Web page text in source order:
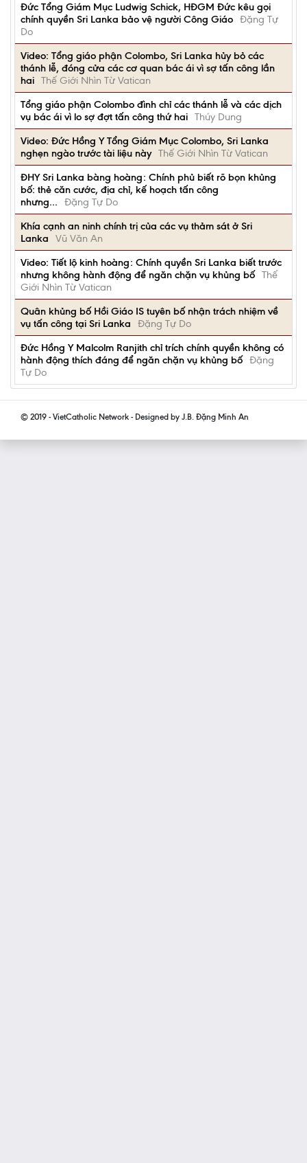
Đức Tổng Giám Mục Ludwig Schick, HĐGM Đức kêu gọi
chính quyền Sri Lanka bảo vệ người Công Giáo Đặng Tự
Do
Video: Tổng giáo phận Colombo, Sri Lanka hủy bỏ các
thánh lễ, đóng cửa các cơ quan bác ái vì sợ tấn công lần
hai Thế Giới Nhìn Từ Vatican
Tổng giáo phận Colombo đình chỉ các thánh lễ và các dịch
vụ bác ái vì lo sợ đợt tấn công thứ hai Thúy Dung
Video: Đức Hồng Y Tổng Giám Mục Colombo, Sri Lanka
nghẹn ngào trước tài liệu này Thế Giới Nhìn Từ Vatican
ĐHY Sri Lanka bàng hoàng: Chính phủ biết rõ bọn khủng
bố: thẻ căn cước, địa chỉ, kế hoạch tấn công
nhưng...
Đặng Tự Do
Khía cạnh an ninh chính trị của các vụ thảm sát ở Sri
Lanka
Vũ Văn An
Video: Tiết lộ kinh hoàng: Chính quyền Sri Lanka biết trước
nhưng không hành động để ngăn chặn vụ khủng bố Thế
Giới Nhìn Từ Vatican
Quân khủng bố Hồi Giáo IS tuyên bố nhận trách nhiệm về
vụ tấn công tại Sri Lanka
Đặng Tự Do
Đức Hồng Y Malcolm Ranjith chỉ trích chính quyền không có
hành động thích đáng để ngăn chặn vụ khủng bố Đặng
Tự Do
© 2019 - VietCatholic Network - Designed by J.B. Đặng Minh An